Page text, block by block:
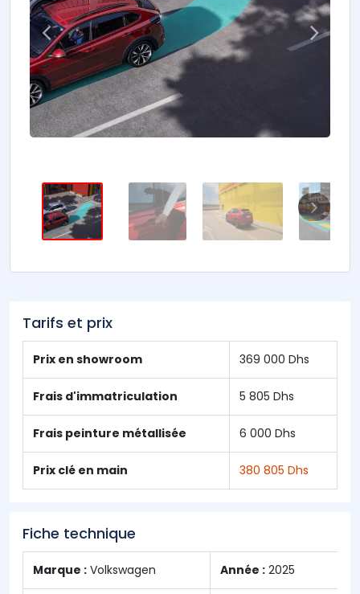
Tarifs et prix
Prix en showroom 369 000 Dhs
Frais d'immatriculation 5 805 Dhs
Frais peinture métallisée 6 000 Dhs
Prix clé en main 380 805 Dhs
Fiche technique
Marque : Volkswagen Année : 2025